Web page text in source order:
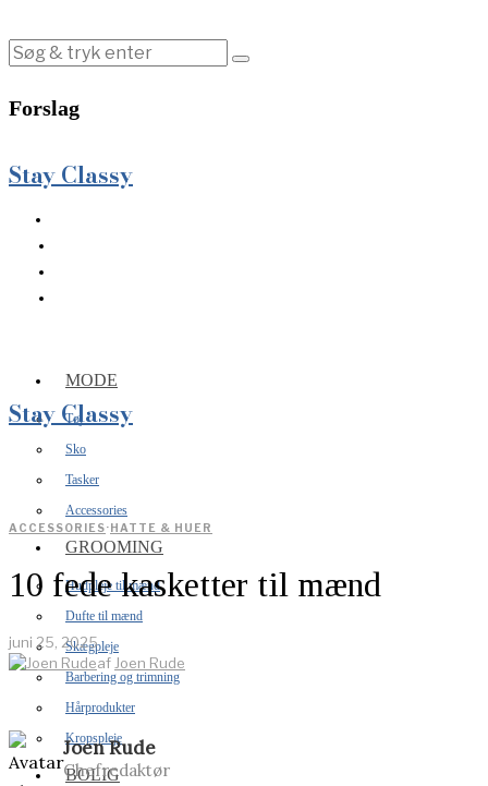
Forslag
Stay Classy
MODE
Tøj
Sko
Tasker
Accessories
GROOMING
Hudpleje til mænd
Dufte til mænd
Skægpleje
Barbering og trimning
Hårprodukter
Kropspleje
BOLIG
Stay Classy
ACCESSORIES·HATTE & HUER
10 fede kasketter til mænd
juni 25, 2025
afJoen Rude
Joen Rude
Chefredaktør